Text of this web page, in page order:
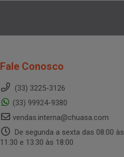
Fale Conosco
(33) 3225-3126
(33) 99924-9380
vendas.interna@chuasa.com
De segunda a sexta das 08:00 às
11:30 e 13:30 às 18:00